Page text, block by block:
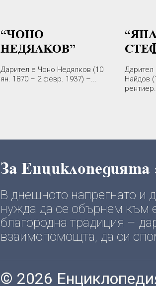
“ЧОНО
НЕДЯЛКОВ”
Дарител е Чоно Недялков (10
ян. 1870 – 2 февр. 1937) –...
Дарител
Найдов
За Енциклопедията
В днешното напрегнато
нужда да се обърнем към
благородна традиция –
взаимопомощта, да си
© 2026